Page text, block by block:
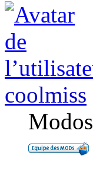
coolmiss
Modos